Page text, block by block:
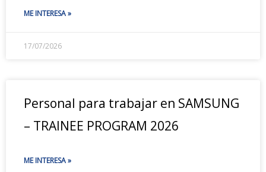
ME INTERESA »
17/07/2026
Personal para trabajar en SAMSUNG
– TRAINEE PROGRAM 2026
ME INTERESA »